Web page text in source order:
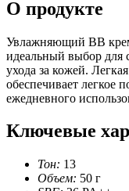
О продукте
Увлажняющий BB
идеальный выбор для
ухода за кожей.
обеспечивает легкое
ежедневного
Ключевые
Тон: 13
Объем: 50 г